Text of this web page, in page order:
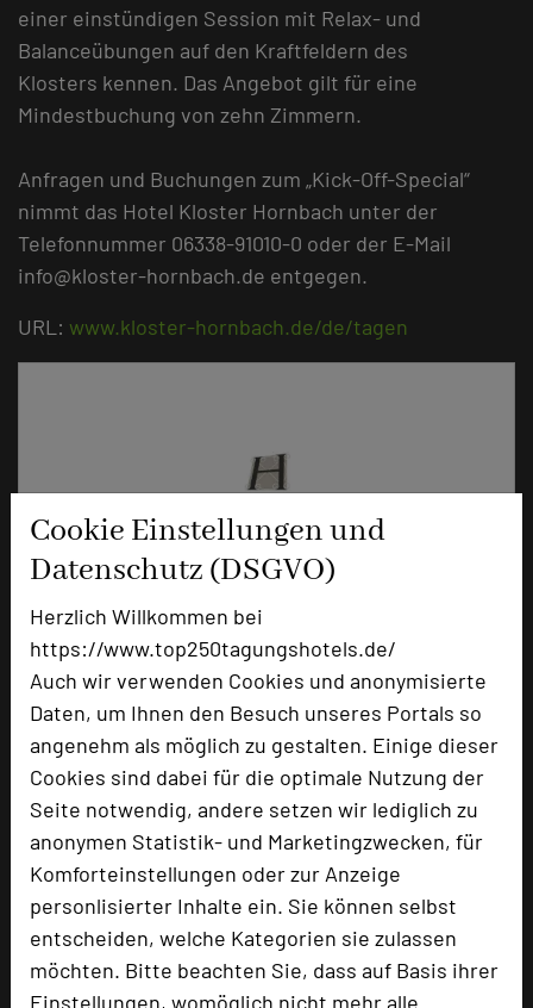
Cookie Einstellungen und
Datenschutz (DSGVO)
Herzlich Willkommen bei
https://www.top250tagungshotels.de/
Auch wir verwenden Cookies und anonymisierte
Daten, um Ihnen den Besuch unseres Portals so
angenehm als möglich zu gestalten. Einige dieser
Cookies sind dabei für die optimale Nutzung der
Seite notwendig, andere setzen wir lediglich zu
anonymen Statistik- und Marketingzwecken, für
Komforteinstellungen oder zur Anzeige
personlisierter Inhalte ein. Sie können selbst
entscheiden, welche Kategorien sie zulassen
möchten. Bitte beachten Sie, dass auf Basis ihrer
Einstellungen, womöglich nicht mehr alle
einer einstündigen Session mit Relax- und
Balanceübungen auf den Kraftfeldern des
Klosters kennen. Das Angebot gilt für eine
Mindestbuchung von zehn Zimmern.
Anfragen und Buchungen zum „Kick-Off-Special“
nimmt das Hotel Kloster Hornbach unter der
Telefonnummer 06338-91010-0 oder der E-Mail
info@kloster-hornbach.de entgegen.
URL: www.kloster-hornbach.de/de/tagen
Kloster Hornbach
Im Klosterbezirk
66500 Hornbach
phone +49 6338 91010-55
mail Email
language Homepage
zur Tagungsanfrage hinzufügen